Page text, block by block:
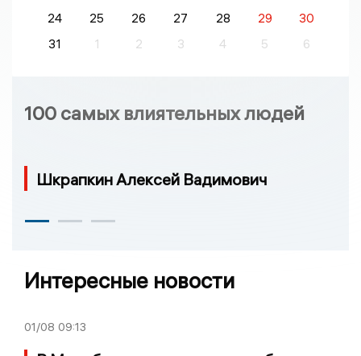
24
25 26 27 28 29
30
31
1 2 3 4 5 6
100 самых влиятельных людей
Шкрапкин Алексей Вадимович
Интересные новости
01/08 09:13